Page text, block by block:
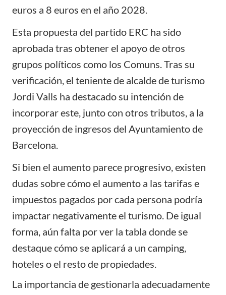
euros a 8 euros en el año 2028.
Esta propuesta del partido ERC ha sido
aprobada tras obtener el apoyo de otros
grupos políticos como los Comuns. Tras su
verificación, el teniente de alcalde de turismo
Jordi Valls ha destacado su intención de
incorporar este, junto con otros tributos, a la
proyección de ingresos del Ayuntamiento de
Barcelona.
Si bien el aumento parece progresivo, existen
dudas sobre cómo el aumento a las tarifas e
impuestos pagados por cada persona podría
impactar negativamente el turismo. De igual
forma, aún falta por ver la tabla donde se
destaque cómo se aplicará a un camping,
hoteles o el resto de propiedades.
La importancia de gestionarla adecuadamente